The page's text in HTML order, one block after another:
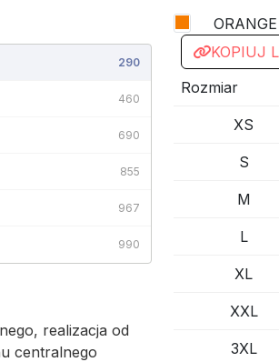
290
460
690
855
967
990
realizacja od
centralnego
KOPIUJ
Rozmiar
XS
S
M
L
XL
XXL
3XL